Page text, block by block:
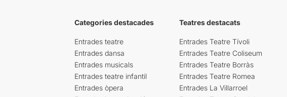
Categories destacades
Entrades teatre
Entrades dansa
Entrades musicals
Entrades teatre infantil
Entrades òpera
Teatres destacats
Entrades Teatre Tívoli
Entrades Teatre Coliseum
Entrades Teatre Borràs
Entrades Teatre Romea
Entrades La Villarroel